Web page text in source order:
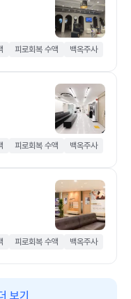
피로회복 수액 백옥주사
피로회복 수액 백옥주사
피로회복 수액 백옥주사
보기